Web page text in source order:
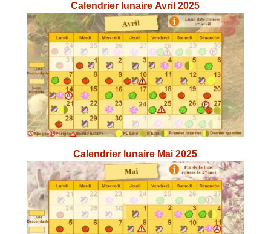
Calendrier lunaire Avril 2025
Calendrier lunaire Mai 2025